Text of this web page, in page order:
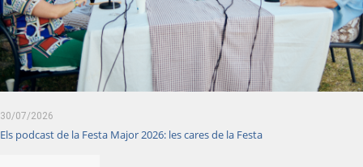
30/07/2026
Els podcast de la Festa Major 2026: les cares de la Festa